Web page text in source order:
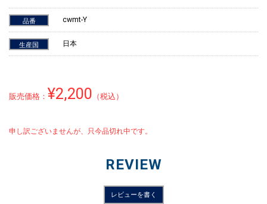
品番 cwmt-Y
生産国 日本
販売価格： ¥2,200 （税込）
申し訳ございませんが、只今品切れ中です。
REVIEW
レビューを書く